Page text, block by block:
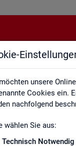
unsere
Cookies ein.
nachfolgend
wählen Sie aus:
Technisch Notwendig